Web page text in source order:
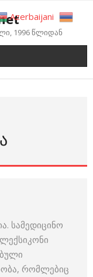
1996 წლიდან
სამედიცინო
რომლებიც
Azerbaijani